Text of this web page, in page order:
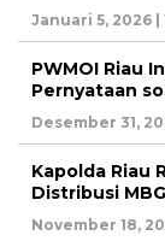
Januari 5, 2026 |
PWMOI Riau
Pernyataan
Desember 31,
Kapolda Riau
Distribusi
November 18,